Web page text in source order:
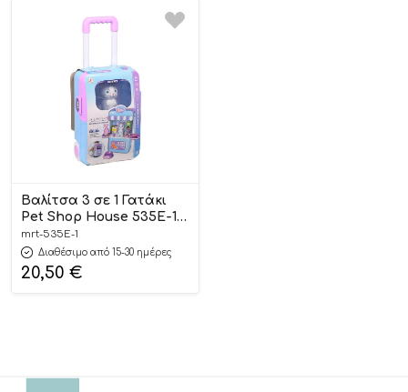
Βαλίτσα 3 σε 1 Γατάκι
Pet Shop House 535Ε-1
3+ – Martin Toys
mrt-535Ε-1
Διαθέσιμο από 15-30 ημέρες
20,50 €